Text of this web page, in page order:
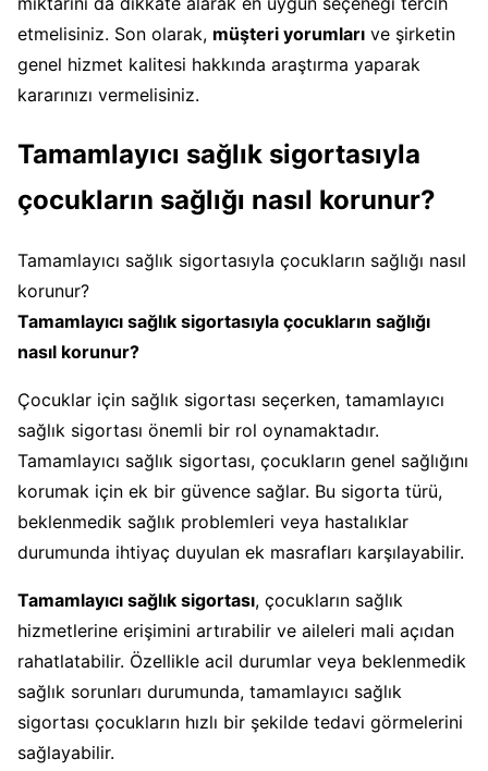
etmelisiniz. Son olarak, müşteri yorumları ve şirketin
genel hizmet kalitesi hakkında araştırma yaparak
kararınızı vermelisiniz.
Tamamlayıcı sağlık sigortasıyla
çocukların sağlığı nasıl korunur?
Tamamlayıcı sağlık sigortasıyla çocukların sağlığı nasıl
korunur?
Tamamlayıcı sağlık sigortasıyla çocukların sağlığı
nasıl korunur?
Çocuklar için sağlık sigortası seçerken, tamamlayıcı
sağlık sigortası önemli bir rol oynamaktadır.
Tamamlayıcı sağlık sigortası, çocukların genel sağlığını
korumak için ek bir güvence sağlar. Bu sigorta türü,
beklenmedik sağlık problemleri veya hastalıklar
durumunda ihtiyaç duyulan ek masrafları karşılayabilir.
Tamamlayıcı sağlık sigortası, çocukların sağlık
hizmetlerine erişimini artırabilir ve aileleri mali açıdan
rahatlatabilir. Özellikle acil durumlar veya beklenmedik
sağlık sorunları durumunda, tamamlayıcı sağlık
sigortası çocukların hızlı bir şekilde tedavi görmelerini
sağlayabilir.